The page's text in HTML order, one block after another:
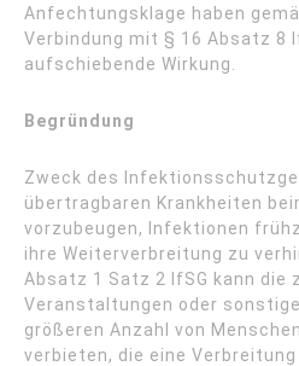
Anfechtungsklage haben
Verbindung mit § 16 Absatz 8
aufschiebende Wirkung.
Begründung
Zweck des
übertragbaren Krankheiten
vorzubeugen, Infektionen
ihre Weiterverbreitung zu
Absatz 1 Satz 2 IfSG kann die
Veranstaltungen oder
größeren Anzahl von
verbieten, die eine